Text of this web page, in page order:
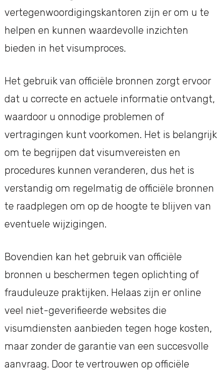
vertegenwoordigingskantoren zijn er om u te
helpen en kunnen waardevolle inzichten
bieden in het visumproces.
Het gebruik van officiële bronnen zorgt ervoor
dat u correcte en actuele informatie ontvangt,
waardoor u onnodige problemen of
vertragingen kunt voorkomen. Het is belangrijk
om te begrijpen dat visumvereisten en
procedures kunnen veranderen, dus het is
verstandig om regelmatig de officiële bronnen
te raadplegen om op de hoogte te blijven van
eventuele wijzigingen.
Bovendien kan het gebruik van officiële
bronnen u beschermen tegen oplichting of
frauduleuze praktijken. Helaas zijn er online
veel niet-geverifieerde websites die
visumdiensten aanbieden tegen hoge kosten,
maar zonder de garantie van een succesvolle
aanvraag. Door te vertrouwen op officiële